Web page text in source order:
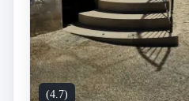
(4.7)